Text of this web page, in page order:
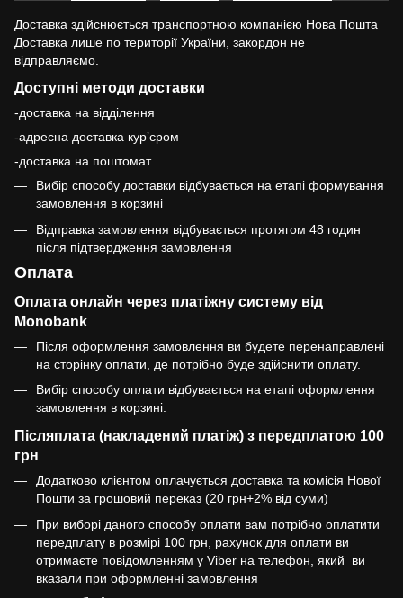
Доставка здійснюється транспортною компанією Нова Пошта
Доставка лише по території України, закордон не
відправляємо.
Доступні методи доставки
-доставка на відділення
-адресна доставка курʼєром
-доставка на поштомат
Вибір способу доставки відбувається на етапі формування
замовлення в корзині
Відправка замовлення відбувається протягом 48 годин
після підтвердження замовлення
Оплата
Оплата онлайн через платіжну систему від
Monobank
Після оформлення замовлення ви будете перенаправлені
на сторінку оплати, де потрібно буде здійснити оплату.
Вибір способу оплати відбувається на етапі оформлення
замовлення в корзині.
Післяплата (накладений платіж) з передплатою 100
грн
Додатково клієнтом оплачується доставка та комісія Нової
Пошти за грошовий переказ (20 грн+2% від суми)
При виборі даного способу оплати вам потрібно оплатити
передплату в розмірі 100 грн, рахунок для оплати ви
отримаєте повідомленням у Viber на телефон, який ви
вказали при оформленні замовлення